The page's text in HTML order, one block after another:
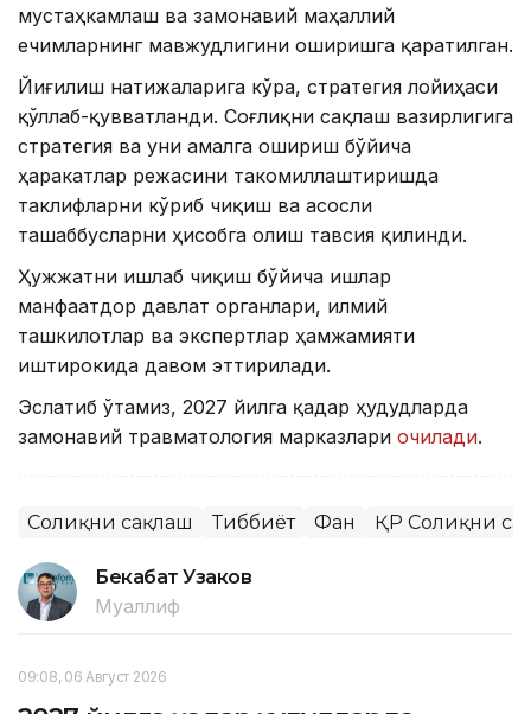
мустаҳкамлаш ва замонавий маҳаллий
ечимларнинг мавжудлигини оширишга қаратилган.
Йиғилиш натижаларига кўра, стратегия лойиҳаси
қўллаб-қувватланди. Соғлиқни сақлаш вазирлигига
стратегия ва уни амалга ошириш бўйича
ҳаракатлар режасини такомиллаштиришда
таклифларни кўриб чиқиш ва асосли
ташаббусларни ҳисобга олиш тавсия қилинди.
Ҳужжатни ишлаб чиқиш бўйича ишлар
манфаатдор давлат органлари, илмий
ташкилотлар ва экспертлар ҳамжамияти
иштирокида давом эттирилади.
Эслатиб ўтамиз, 2027 йилга қадар ҳудудларда
замонавий травматология марказлари очилади.
Соғлиқни сақлаш Тиббиёт Фан ҚР Соғлиқни
Бекабат Узаков
Муаллиф
09:08, 06 Август 2026